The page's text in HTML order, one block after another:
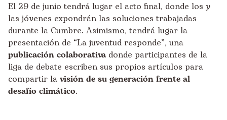
El 29 de junio tendrá lugar el acto final, donde los y
las jóvenes expondrán las soluciones trabajadas
durante la Cumbre. Asimismo, tendrá lugar la
presentación de “La juventud responde”, una
publicación colaborativadonde participantes de la
liga de debate escriben sus propios artículos para
compartir la visión de su generación frente al
desafío climático.